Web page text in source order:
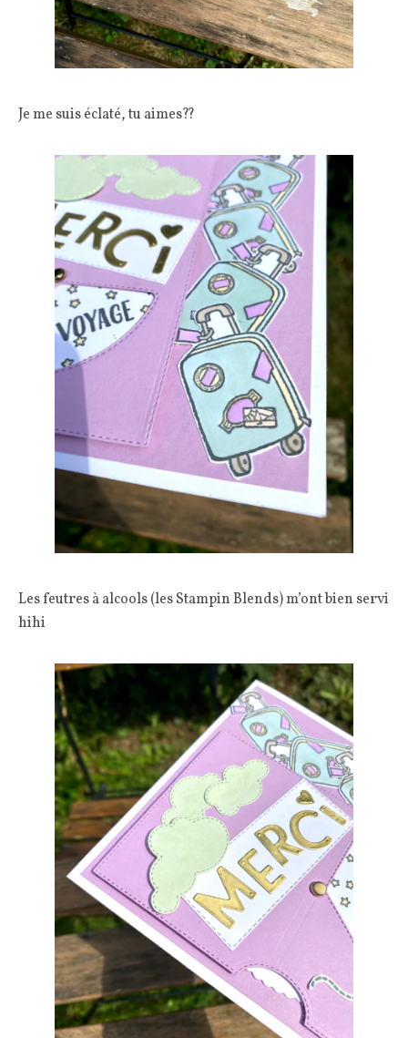
Je me suis éclaté, tu aimes??
Les feutres à alcools (les Stampin Blends) m’ont bien servi
hihi